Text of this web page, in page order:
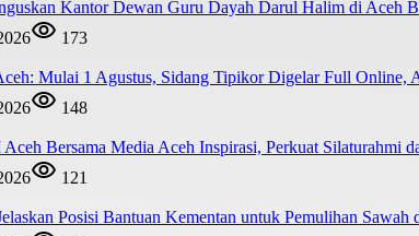
Kantor Dewan Guru Dayah Darul Halim di Aceh
173
Mulai 1 Agustus, Sidang Tipikor Digelar Full Online,
148
Bersama Media Aceh Inspirasi, Perkuat Silaturahmi
121
Posisi Bantuan Kementan untuk Pemulihan Sawah